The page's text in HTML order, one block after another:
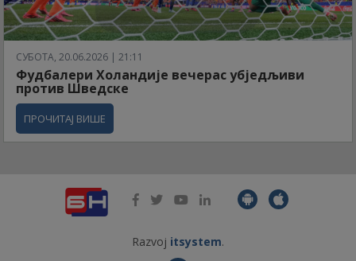
СУБОТА, 20.06.2026 | 21:11
Фудбалери Холандије вечерас убједљиви
против Шведске
ПРОЧИТАЈ ВИШЕ
Razvoj itsystem.